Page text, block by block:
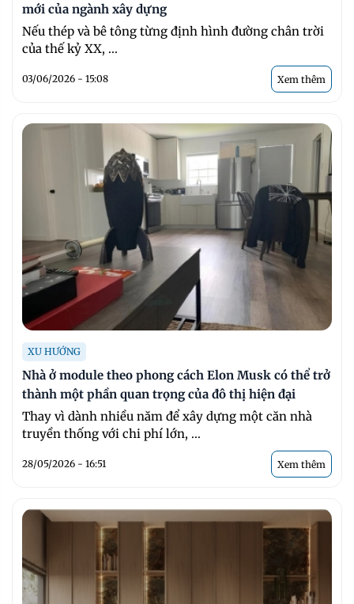
mới của ngành xây dựng
Nếu thép và bê tông từng định hình đường chân trời
của thế kỷ XX, ...
03/06/2026 - 15:08 Xem thêm
XU HƯỚNG
Nhà ở module theo phong cách Elon Musk có thể trở
thành một phần quan trọng của đô thị hiện đại
Thay vì dành nhiều năm để xây dựng một căn nhà
truyền thống với chi phí lớn, ...
28/05/2026 - 16:51 Xem thêm